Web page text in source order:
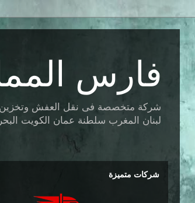
فارس
شركة متخصصة فى نقل العفش وتخزين
لبنان المغرب سلطنة عمان الكويت
شركات متميزة